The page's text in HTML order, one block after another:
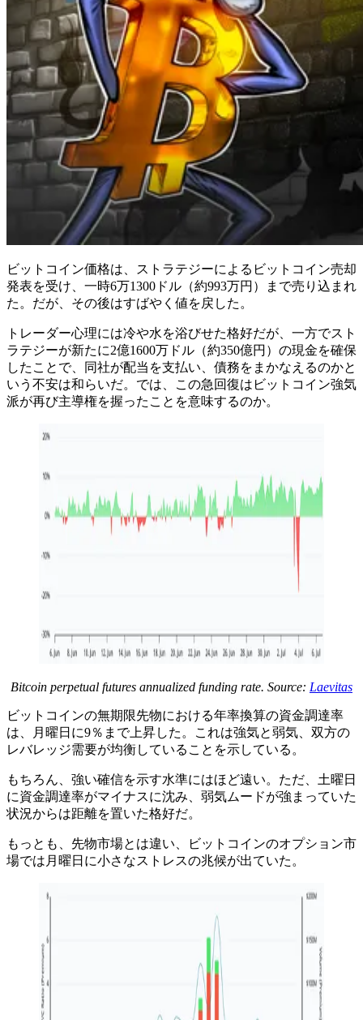
ビットコイン価格は、ストラテジーによるビットコイン売却
発表を受け、一時6万1300ドル（約993万円）まで売り込まれ
た。だが、その後はすばやく値を戻した。
トレーダー心理には冷や水を浴びせた格好だが、一方でスト
ラテジーが新たに2億1600万ドル（約350億円）の現金を確保
したことで、同社が配当を支払い、債務をまかなえるのかと
いう不安は和らいだ。では、この急回復はビットコイン強気
派が再び主導権を握ったことを意味するのか。
Bitcoin perpetual futures annualized funding rate. Source: Laevitas
ビットコインの無期限先物における年率換算の資金調達率
は、月曜日に9％まで上昇した。これは強気と弱気、双方の
レバレッジ需要が均衡していることを示している。
もちろん、強い確信を示す水準にはほど遠い。ただ、土曜日
に資金調達率がマイナスに沈み、弱気ムードが強まっていた
状況からは距離を置いた格好だ。
もっとも、先物市場とは違い、ビットコインのオプション市
場では月曜日に小さなストレスの兆候が出ていた。